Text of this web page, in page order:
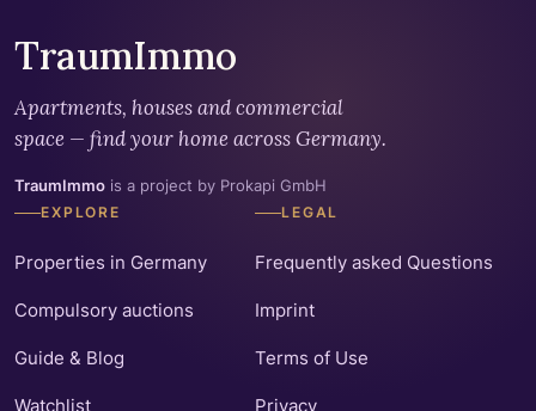
TraumImmo
Apartments, houses and commercial
space — find your home across Germany.
TraumImmo is a project by Prokapi GmbH
EXPLORE
Properties in Germany
Compulsory auctions
Guide & Blog
Watchlist
LEGAL
Frequently asked Questions
Imprint
Terms of Use
Privacy